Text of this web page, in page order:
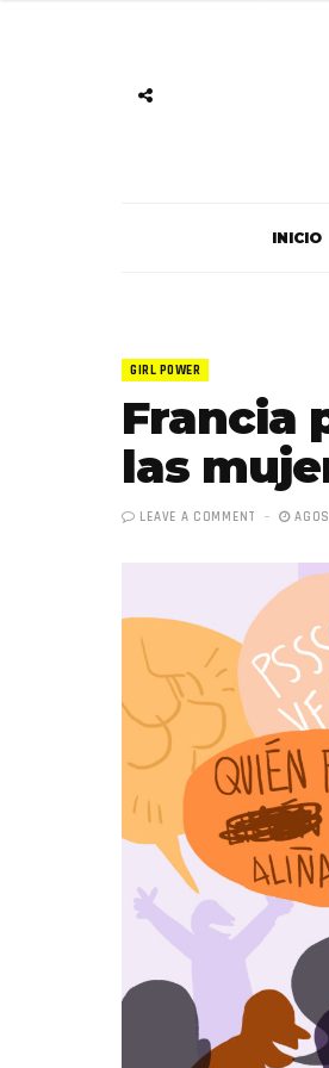
INICIO
GIRL POWER
Francia
las
LEAVE A COMMENT